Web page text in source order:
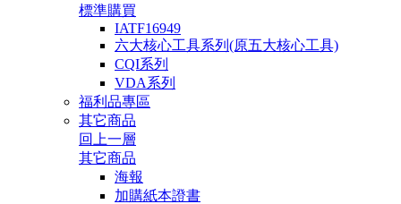
標準購買
IATF16949
六大核心工具系列(原五大核心工具)
CQI系列
VDA系列
福利品專區
其它商品
回上一層
其它商品
海報
加購紙本證書